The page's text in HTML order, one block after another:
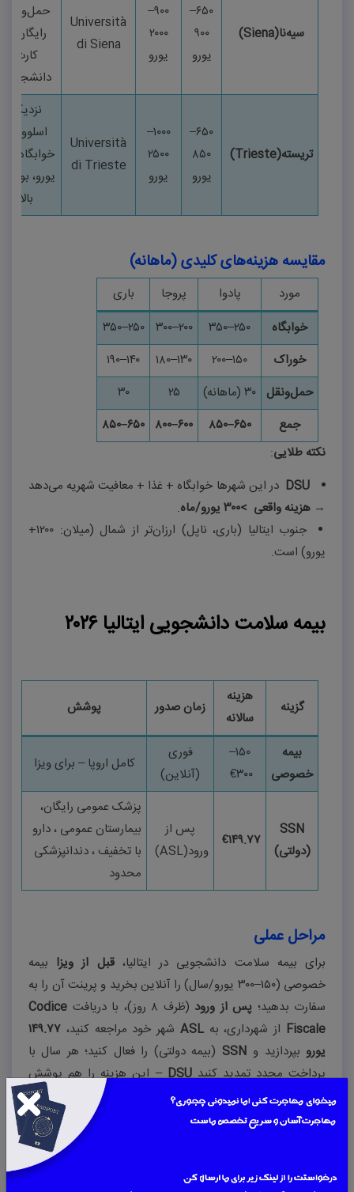
سیه‌نا(Siena)
۶۵۰–
۹۰۰
یورو
۹۰۰–
۲۰۰۰
یورو
Università
di Siena
حمل‌ونقل
رایگان با
کارت
دانشجویی
تریسته(Trieste)
۶۵۰–
۸۵۰
یورو
۱۰۰۰–
۲۵۰۰
یورو
Università
di Trieste
نزدیک
اسلوونی،
خوابگاه
یورو،
بالا
مقایسه هزینه‌های کلیدی (ماهانه)
مورد پادوا پروجا
باری
خوابگاه
۲۵۰–۳۵۰ ۲۰۰–۳۰۰ ۲۵۰–۳۵۰
خوراک
۱۵۰–۲۰۰ ۱۳۰–۱۸۰ ۱۴۰–۱۹۰
حمل‌ونقل ۳۰ (ماهانه) ۲۵
۳۰
جمع
۶۵۰–۸۵۰ ۶۰۰–۸۰۰ ۶۵۰–۸۵۰
نکته طلایی:
DSU در این شهرها خوابگاه + غذا + معافیت شهریه می‌دهد
→ هزینه واقعی <۳۰۰ یورو/ماه.
جنوب ایتالیا (باری، ناپل) ارزان‌تر از شمال (میلان: ۱۲۰۰+
یورو) است.
بیمه سلامت دانشجویی ایتالیا ۲۰۲۶
گزینه
هزینه
سالانه
زمان صدور پوشش
بیمه
خصوصی
۱۵۰–
۳۰۰€
فوری
(آنلاین)
کامل اروپا – برای ویزا
SSN
(دولتی)
۱۴۹.۷۷€
پس از
ورود(ASL)
پزشک عمومی رایگان،
بیمارستان عمومی ، دارو
با تخفیف ، دندانپزشکی
محدود
مراحل عملی
برای بیمه سلامت دانشجویی در ایتالیا،قبل از ویزا بیمه
خصوصی (۱۵۰–۳۰۰
یورو/سال) را آنلاین بخرید و پرینت آن را به
سفارت بدهید؛ پس از ورود (ظرف ۸ روز)، با دریافت Codice
Fiscale از شهرداری، بهASL شهر خود مراجعه کنید، ۱۴۹.۷۷
یورو بپردازید و SSN (بیمه دولتی) را فعال کنید؛ هر سال با
پرداخت مجدد تمدید کنید
–DSU
این هزینه را هم پوشش
می‌دهد.
رشته‌های تحصیلی پرتقاضا در ایتالیا
۲۰۲۶